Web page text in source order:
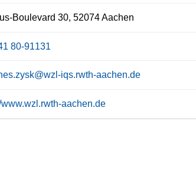
Boulevard 30, 52074 Aachen
80-91131
iqs.rwth-aachen.de
www.wzl.rwth-aachen.de